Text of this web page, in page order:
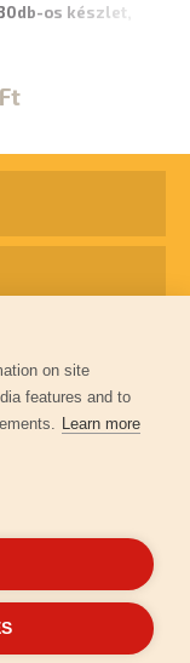
os készlet,
fenntartva
on site
features and to
Learn more